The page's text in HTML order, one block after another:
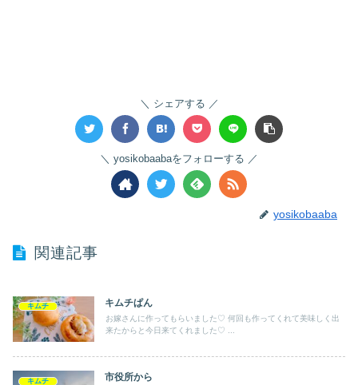
シェアする
yosikobaabaをフォローする
yosikobaaba
関連記事
キムチ キムチぱん
お嫁さんに作ってもらいました♡ 何回も作ってくれて美味しく出
来たからと今日来てくれました♡ ...
キムチ 市役所から